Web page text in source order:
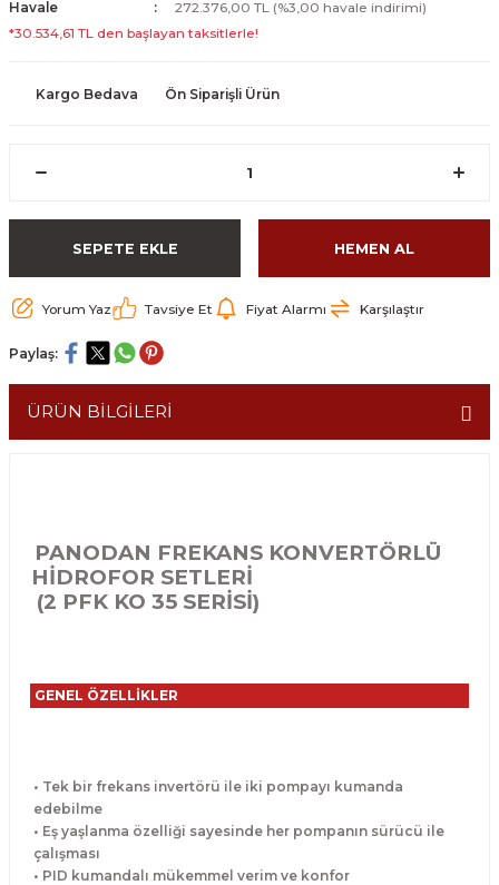
Havale
272.376,00 TL (%3,00 havale indirimi)
*30.534,61 TL den başlayan taksitlerle!
Kargo Bedava Ön Siparişli Ürün
SEPETE EKLE HEMEN AL
Yorum Yaz Tavsiye Et Fiyat Alarmı Karşılaştır
Paylaş:
ÜRÜN BİLGİLERİ
PANODAN FREKANS KONVERTÖRLÜ
HİDROFOR SETLERİ
(2 PFK KO 35 SERİSİ)
GENEL ÖZELLİKLER
• Tek bir frekans invertörü ile iki pompayı kumanda
edebilme
• Eş yaşlanma özelliği sayesinde her pompanın sürücü ile
çalışması
• PID kumandalı mükemmel verim ve konfor